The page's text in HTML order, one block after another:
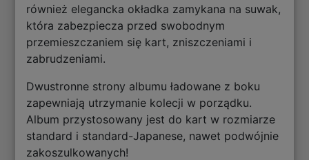
również elegancka okładka zamykana na suwak,
która zabezpiecza przed swobodnym
przemieszczaniem się kart, zniszczeniami i
zabrudzeniami.
Dwustronne strony albumu ładowane z boku
zapewniają utrzymanie kolecji w porządku.
Album przystosowany jest do kart w rozmiarze
standard i standard-Japanese, nawet podwójnie
zakoszulkowanych!